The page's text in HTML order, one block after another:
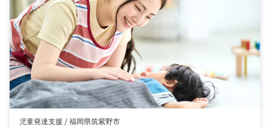
児童発達支援 /福岡県筑紫野市